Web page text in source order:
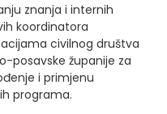
znanja i internih
koordinatora
civilnog društva
posavske županije za
i primjenu
programa.